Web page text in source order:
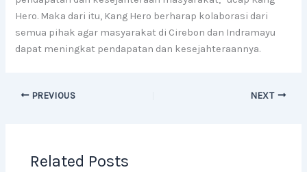
Hero. Maka dari itu, Kang Hero berharap kolaborasi dari
semua pihak agar masyarakat di Cirebon dan Indramayu
dapat meningkat pendapatan dan kesejahteraannya.
PREVIOUS NEXT
Related Posts